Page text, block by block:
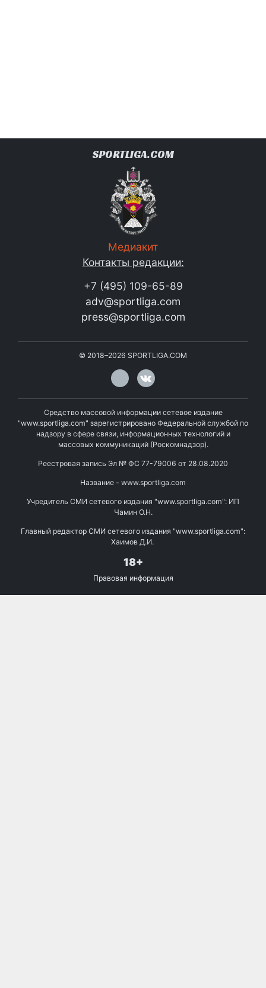
SPORTLIGA.COM
Медиакит
Контакты редакции:
+7 (495) 109-65-89
adv@sportliga.com
press@sportliga.com
© 2018–2026 SPORTLIGA.COM
Средство массовой информации сетевое издание
"www.sportliga.com" зарегистрировано Федеральной службой по
надзору в сфере связи, информационных технологий и
массовых коммуникаций (Роскомнадзор).
Реестровая запись Эл № ФС 77-79006 от 28.08.2020
Название - www.sportliga.com
Учредитель СМИ сетевого издания "www.sportliga.com": ИП
Чамин О.Н.
Главный редактор СМИ сетевого издания "www.sportliga.com":
Хаимов Д.И.
18+
Правовая информация